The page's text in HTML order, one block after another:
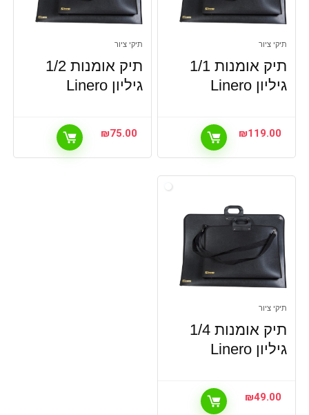
תיקי ציור
תיק אומנות 1/1
גיליון Linero
₪119.00
תיקי ציור
תיק אומנות 1/2
גיליון Linero
₪75.00
תיקי ציור
תיק אומנות 1/4
גיליון Linero
₪49.00